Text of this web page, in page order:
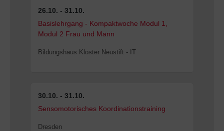
26.10. - 31.10.
Basislehrgang - Kompaktwoche Modul 1,
Modul 2 Frau und Mann
Bildungshaus Kloster Neustift - IT
30.10. - 31.10.
Sensomotorisches Koordinationstraining
Dresden